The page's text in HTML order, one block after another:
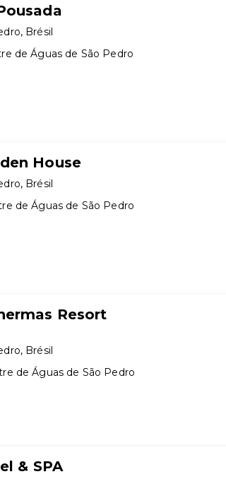
, Brésil
de Águas de São Pedro
House
, Brésil
de Águas de São Pedro
Resort
, Brésil
de Águas de São Pedro
& SPA